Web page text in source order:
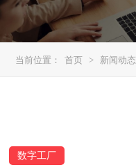
当前位置： 首页 > 新闻动态
数字工厂